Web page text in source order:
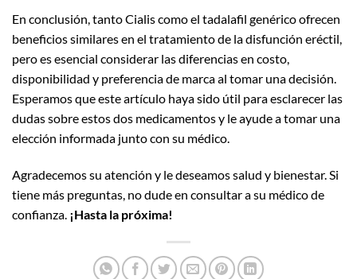
En conclusión, tanto Cialis como el tadalafil genérico ofrecen
beneficios similares en el tratamiento de la disfunción eréctil,
pero es esencial considerar las diferencias en costo,
disponibilidad y preferencia de marca al tomar una decisión.
Esperamos que este artículo haya sido útil para esclarecer las
dudas sobre estos dos medicamentos y le ayude a tomar una
elección informada junto con su médico.
Agradecemos su atención y le deseamos salud y bienestar. Si
tiene más preguntas, no dude en consultar a su médico de
confianza. ¡Hasta la próxima!